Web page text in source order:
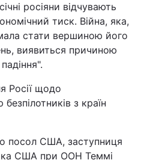
росіяни відчувають
тиск. Війна, яка,
стати вершиною його
виявиться причиною
Росії щодо
з країн
посол США, заступниця
США при ООН Теммі